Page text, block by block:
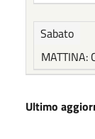
Sabato
MATTINA:
Ultimo